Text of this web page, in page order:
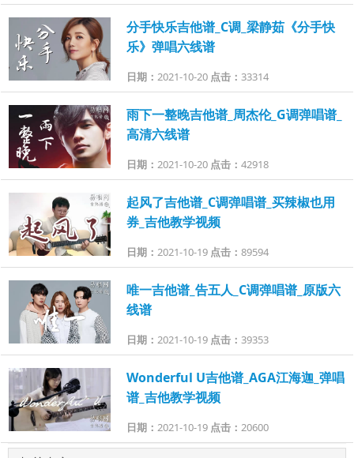
分手快乐吉他谱_C调_梁静茹《分手快
乐》弹唱六线谱
日期： 2021-10-20 点击： 33314
雨下一整晚吉他谱_周杰伦_G调弹唱谱_
高清六线谱
日期： 2021-10-20 点击： 42918
起风了吉他谱_C调弹唱谱_买辣椒也用
券_吉他教学视频
日期： 2021-10-19 点击： 89594
唯一吉他谱_告五人_C调弹唱谱_原版六
线谱
日期： 2021-10-19 点击： 39353
Wonderful U吉他谱_AGA江海迦_弹唱
谱_吉他教学视频
日期： 2021-10-19 点击： 20600